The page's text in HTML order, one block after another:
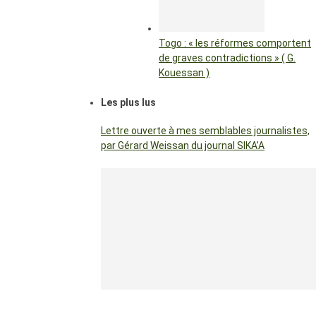
Togo : « les réformes comportent
de graves contradictions » ( G.
Kouessan )
Les plus lus
Lettre ouverte à mes semblables journalistes,
par Gérard Weissan du journal SIKA’A